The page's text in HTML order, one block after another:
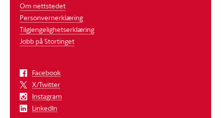
Om nettstedet
Personvernerklæring
Tilgjengelighetserklæring
Jobb på Stortinget
Facebook
X/Twitter
Instagram
LinkedIn